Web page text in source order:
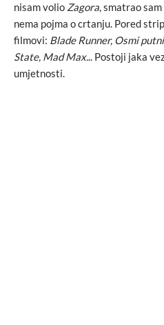
nisam volio Zagora, smatrao
nema pojma o crtanju. Pored
filmovi: Blade Runner, Osmi
State, Mad Max... Postoji jaka
umjetnosti.